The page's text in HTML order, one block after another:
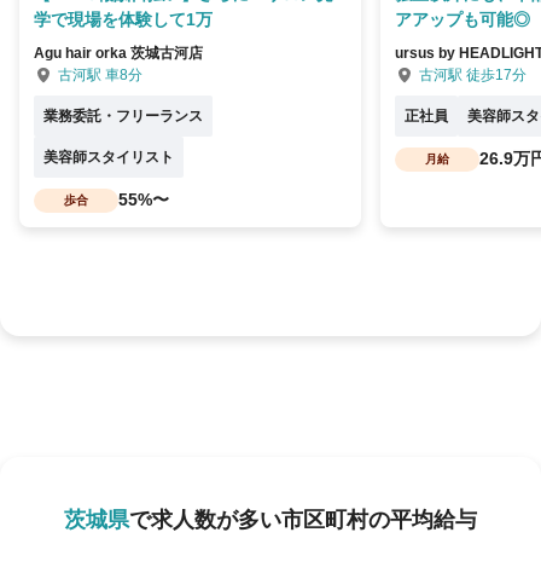
学で現場を体験して1万
Agu hair orka 茨城古河店
古河駅 車8分
業務委託・フリーランス
美容師スタイリスト
歩合 55%〜
アアップも可能◎
ursus by
古河駅 徒歩17分
正社員 美容師ス
月給 26.9万
茨城県で求人数が多い市区町村の平均給与